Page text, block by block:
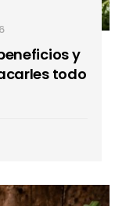
y
todo